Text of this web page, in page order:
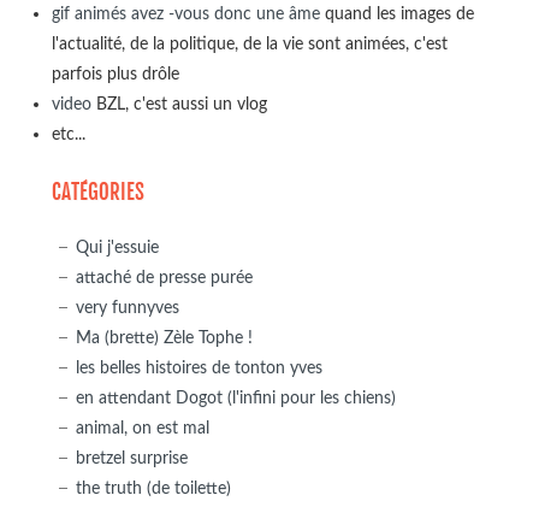
gif animés avez -vous donc une âmequand les images de
l'actualité, de la politique, de la vie sont animées, c'est
parfois plus drôle
videoBZL, c'est aussi un vlog
etc...
CATÉGORIES
Qui j'essuie
attaché de presse purée
very funnyves
Ma (brette) Zèle Tophe !
les belles histoires de tonton yves
en attendant Dogot (l'infini pour les chiens)
animal, on est mal
bretzel surprise
the truth (de toilette)